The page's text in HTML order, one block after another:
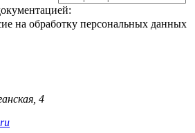
на обработку персональных данных
4